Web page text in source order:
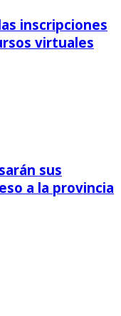
inscripciones
virtuales
sus
a la provincia